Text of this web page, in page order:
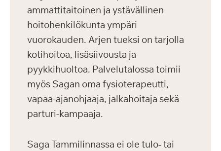
ammattitaitoinen ja ystävällinen
hoitohenkilökunta ympäri
vuorokauden. Arjen tueksi on tarjolla
kotihoitoa, lisäsiivousta ja
pyykkihuoltoa. Palvelutalossa toimii
myös Sagan oma fysioterapeutti,
vapaa-ajanohjaaja, jalkahoitaja sekä
parturi-kampaaja.
Saga Tammilinnassa ei ole tulo- tai